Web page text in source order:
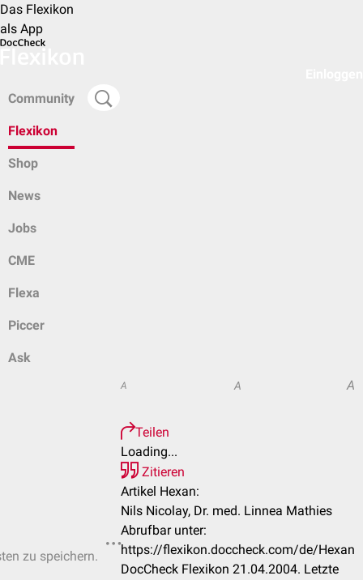
Das Flexikon
als App
Community
Flexikon
Shop
News
Jobs
CME
Flexa
Piccer
Ask
zu speichern.
A A A
Teilen
Loading...
Zitieren
Artikel Hexan:
Nils Nicolay, Dr. med. Linnea Mathies
Abrufbar unter:
https://flexikon.doccheck.com/de/Hexan
DocCheck Flexikon 21.04.2004. Letzte